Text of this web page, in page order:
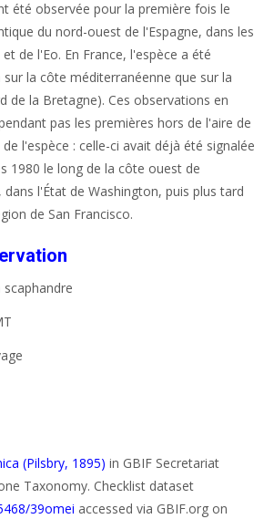
été observée pour la première fois le
du nord-ouest de l'Espagne, dans les
de l'Eo. En France, l'espèce a été
sur la côte méditerranéenne que sur la
de la Bretagne). Ces observations en
pas les premières hors de l'aire de
l'espèce : celle-ci avait déjà été signalée
1980 le long de la côte ouest de
l'État de Washington, puis plus tard
de San Francisco.
scaphandre
(Pilsbry, 1895) in GBIF Secretariat
Taxonomy. Checklist dataset
39omei accessed via GBIF.org on